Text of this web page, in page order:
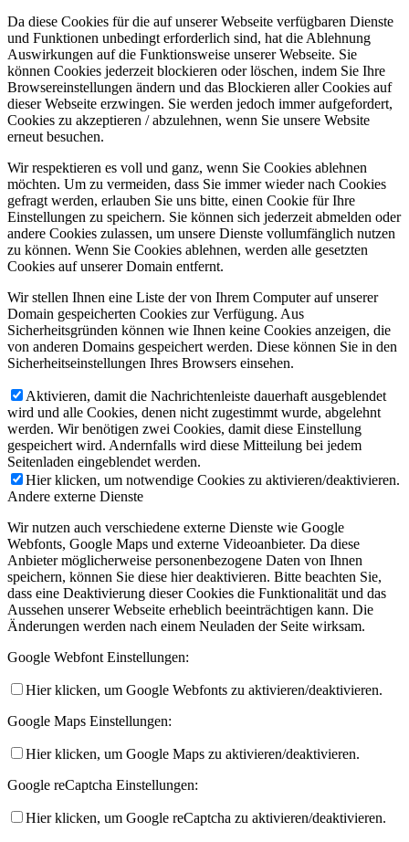
Da diese Cookies für die auf unserer Webseite verfügbaren Dienste
und Funktionen unbedingt erforderlich sind, hat die Ablehnung
Auswirkungen auf die Funktionsweise unserer Webseite. Sie
können Cookies jederzeit blockieren oder löschen, indem Sie Ihre
Browsereinstellungen ändern und das Blockieren aller Cookies auf
dieser Webseite erzwingen. Sie werden jedoch immer aufgefordert,
Cookies zu akzeptieren / abzulehnen, wenn Sie unsere Website
erneut besuchen.
Wir respektieren es voll und ganz, wenn Sie Cookies ablehnen
möchten. Um zu vermeiden, dass Sie immer wieder nach Cookies
gefragt werden, erlauben Sie uns bitte, einen Cookie für Ihre
Einstellungen zu speichern. Sie können sich jederzeit abmelden oder
andere Cookies zulassen, um unsere Dienste vollumfänglich nutzen
zu können. Wenn Sie Cookies ablehnen, werden alle gesetzten
Cookies auf unserer Domain entfernt.
Wir stellen Ihnen eine Liste der von Ihrem Computer auf unserer
Domain gespeicherten Cookies zur Verfügung. Aus
Sicherheitsgründen können wie Ihnen keine Cookies anzeigen, die
von anderen Domains gespeichert werden. Diese können Sie in den
Sicherheitseinstellungen Ihres Browsers einsehen.
Aktivieren, damit die Nachrichtenleiste dauerhaft ausgeblendet
wird und alle Cookies, denen nicht zugestimmt wurde, abgelehnt
werden. Wir benötigen zwei Cookies, damit diese Einstellung
gespeichert wird. Andernfalls wird diese Mitteilung bei jedem
Seitenladen eingeblendet werden.
Hier klicken, um notwendige Cookies zu aktivieren/deaktivieren.
Andere externe Dienste
Wir nutzen auch verschiedene externe Dienste wie Google
Webfonts, Google Maps und externe Videoanbieter. Da diese
Anbieter möglicherweise personenbezogene Daten von Ihnen
speichern, können Sie diese hier deaktivieren. Bitte beachten Sie,
dass eine Deaktivierung dieser Cookies die Funktionalität und das
Aussehen unserer Webseite erheblich beeinträchtigen kann. Die
Änderungen werden nach einem Neuladen der Seite wirksam.
Google Webfont Einstellungen:
Hier klicken, um Google Webfonts zu aktivieren/deaktivieren.
Google Maps Einstellungen:
Hier klicken, um Google Maps zu aktivieren/deaktivieren.
Google reCaptcha Einstellungen:
Hier klicken, um Google reCaptcha zu aktivieren/deaktivieren.